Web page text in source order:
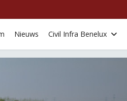
Nieuws Civil Infra Benelux